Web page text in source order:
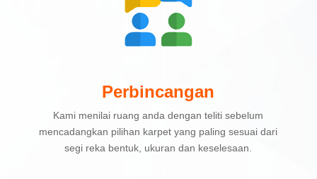
Perbincangan
Kami menilai ruang anda dengan teliti sebelum
mencadangkan pilihan karpet yang paling sesuai dari
segi reka bentuk, ukuran dan keselesaan.